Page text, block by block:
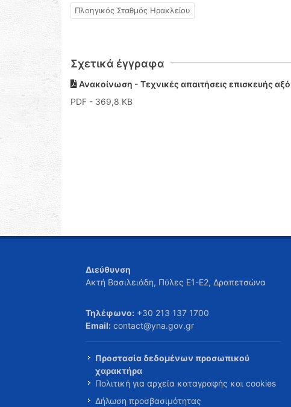
Πλοηγικός Σταθμός Ηρακλείου
Σχετικά έγγραφα
Ανακοίνωση - Τεχνικές απαιτήσεις επισκευής
PDF - 369,8 KB
Διεύθυνση
Ακτή Βασιλειάδη, Πύλες Ε1-Ε2, Δραπετσώνα
Τηλέφωνο: +30 213 137 1700
Email: contact@yna.gov.gr
Προστασία δεδομένων προσωπικού
χαρακτήρα
Πολιτική για αρχεία καταγραφής και cookies
Δήλωση προσβασιμότητας